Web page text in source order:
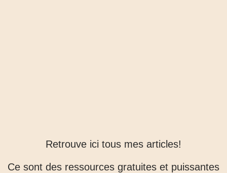
Retrouve ici tous mes articles!
Ce sont des ressources gratuites et puissantes